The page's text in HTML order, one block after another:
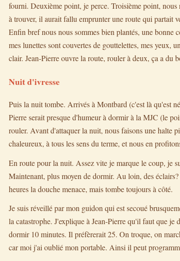
fourni. Deuxième point, je perce. Troisième point,
à trouver, il aurait fallu emprunter une route qui partait
Enfin bref nous nous sommes bien plantés, une bonne
mes lunettes sont couvertes de gouttelettes, mes yeux,
clair. Jean-Pierre ouvre la route, rouler à deux, ça a du
Nuit d'ivresse
Puis la nuit tombe. Arrivés à Montbard (c'est là qu'est
Pierre serait presque d'humeur à dormir à la MJC (le
rouler. Avant d'attaquer la nuit, nous faisons une halte
chaleureux, à tous les sens du terme, et nous en
En route pour la nuit. Assez vite je marque le coup, je
Maintenant, plus moyen de dormir. Au loin, des
heures la douche menace, mais tombe toujours à côté.
Je suis réveillé par mon guidon qui est secoué
la catastrophe. J'explique à Jean-Pierre qu'il faut que
dormir 10 minutes. Il préfèrerait 25. On troque, on
car moi j'ai oublié mon portable. Ainsi il peut